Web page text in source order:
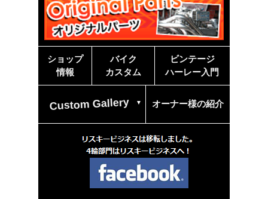
ショップ
情報
バイク
カスタム
ビンテージ
ハーレー入門
Custom Gallery オーナー様の紹介